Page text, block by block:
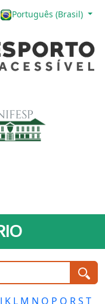
Português (Brasil)
J K L M N O P Q RS T